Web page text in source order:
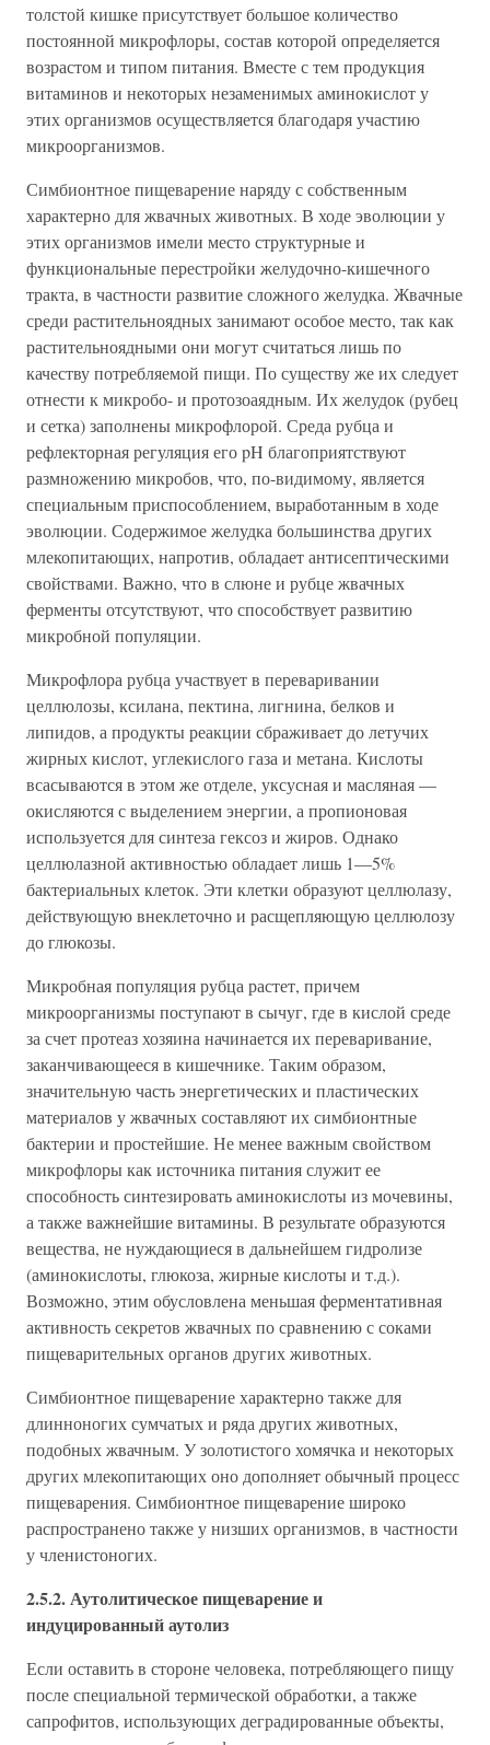
толстой кишке присутствует большое количество
постоянной микрофлоры, состав которой определяется
возрастом и типом питания. Вместе с тем продукция
витаминов и некоторых незаменимых аминокислот у
этих организмов осуществляется благодаря участию
микроорганизмов.
Симбионтное пищеварение наряду с собственным
характерно для жвачных животных. В ходе эволюции у
этих организмов имели место структурные и
функциональные перестройки желудочно-кишечного
тракта, в частности развитие сложного желудка. Жвачные
среди растительноядных занимают особое место, так как
растительноядными они могут считаться лишь по
качеству потребляемой пищи. По существу же их следует
отнести к микробо- и протозоаядным. Их желудок (рубец
и сетка) заполнены микрофлорой. Среда рубца и
рефлекторная регуляция его pH благоприятствуют
размножению микробов, что, по-видимому, является
специальным приспособлением, выработанным в ходе
эволюции. Содержимое желудка большинства других
млекопитающих, напротив, обладает антисептическими
свойствами. Важно, что в слюне и рубце жвачных
ферменты отсутствуют, что способствует развитию
микробной популяции.
Микрофлора рубца участвует в переваривании
целлюлозы, ксилана, пектина, лигнина, белков и
липидов, а продукты реакции сбраживает до летучих
жирных кислот, углекислого газа и метана. Кислоты
всасываются в этом же отделе, уксусная и масляная —
окисляются с выделением энергии, а пропионовая
используется для синтеза гексоз и жиров. Однако
целлюлазной активностью обладает лишь 1—5%
бактериальных клеток. Эти клетки образуют целлюлазу,
действующую внеклеточно и расщепляющую целлюлозу
до глюкозы.
Микробная популяция рубца растет, причем
микроорганизмы поступают в сычуг, где в кислой среде
за счет протеаз хозяина начинается их переваривание,
заканчивающееся в кишечнике. Таким образом,
значительную часть энергетических и пластических
материалов у жвачных составляют их симбионтные
бактерии и простейшие. Не менее важным свойством
микрофлоры как источника питания служит ее
способность синтезировать аминокислоты из мочевины,
а также важнейшие витамины. В результате образуются
вещества, не нуждающиеся в дальнейшем гидролизе
(аминокислоты, глюкоза, жирные кислоты и т.д.).
Возможно, этим обусловлена меньшая ферментативная
активность секретов жвачных по сравнению с соками
пищеварительных органов других животных.
Симбионтное пищеварение характерно также для
длинноногих сумчатых и ряда других животных,
подобных жвачным. У золотистого хомячка и некоторых
других млекопитающих оно дополняет обычный процесс
пищеварения. Симбионтное пищеварение широко
распространено также у низших организмов, в частности
у членистоногих.
2.5.2. Аутолитическое пищеварение и
индуцированный аутолиз
Если оставить в стороне человека, потребляющего пищу
после специальной термической обработки, а также
сапрофитов, использующих деградированные объекты,